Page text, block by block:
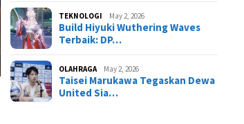
TEKNOLOGI May 2, 2026
Build Hiyuki Wuthering Waves
Terbaik: DP…
OLAHRAGA May 2, 2026
Taisei Marukawa Tegaskan Dewa
United Sia…